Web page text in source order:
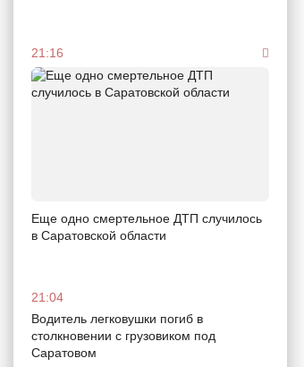
21:16
Еще одно смертельное ДТП случилось
в Саратовской области
21:04
Водитель легковушки погиб в
столкновении с грузовиком под
Саратовом